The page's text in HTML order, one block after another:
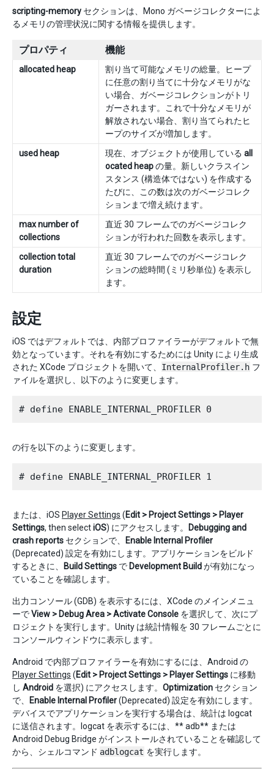
scripting-memory セクションは、Mono ガベージコレクターによ
るメモリの管理状況に関する情報を提供します。
プロパティ 機能
allocated heap
割り当て可能なメモリの総量。ヒープ
に任意の割り当てに十分なメモリがな
い場合、ガベージコレクションがトリ
ガーされます。これで十分なメモリが
解放されない場合、割り当てられたヒ
ープのサイズが増加します。
used heap
現在、オブジェクトが使用している all
ocated heapの量。新しいクラスイン
スタンス (構造体ではない) を作成する
たびに、この数は次のガベージコレク
ションまで増え続けます。
max number of
collections
直近 30 フレームでのガベージコレク
ションが行われた回数を表示します。
collection total
duration
直近 30 フレームでのガベージコレク
ションの総時間 (ミリ秒単位) を表示し
ます。
設定
iOS ではデフォルトでは、内部プロファイラーがデフォルトで無
効となっています。それを有効にするためには Unity により生成
された XCode プロジェクトを開いて、 InternalProfiler.h フ
ァイルを選択し、以下のように変更します。
の行を以下のように変更します。
または、iOS Player Settings (Edit > Project Settings > Player
Settings, then selectiOS) にアクセスします。
Debugging and
crash reports セクションで、
Enable Internal Profiler
(Deprecated) 設定を有効にします。アプリケーションをビルド
するときに、
Build Settings で Development Buildが有効になっ
ていることを確認します。
出力コンソール (GDB) を表示するには、XCode のメインメニュ
ーでView > Debug Area > Activate Console を選択して、次にプ
ロジェクトを実行します。Unity は統計情報を 30 フレームごとに
コンソールウィンドウに表示します。
Android で内部プロファイラーを有効にするには、Android の
Player Settings (Edit > Project Settings > Player Settings に移動
し Android を選択) にアクセスします。 Optimization セクション
で、
Enable Internal Profiler(Deprecated) 設定を有効にします。
デバイスでアプリケーションを実行する場合は、統計は logcat
に送信されます。logcat を表示するには、** adb** または
Android Debug Bridge がインストールされていることを確認して
から、シェルコマンド adblogcat を実行します。